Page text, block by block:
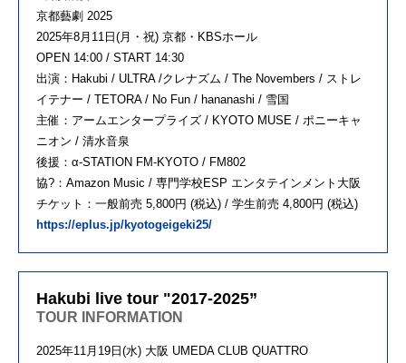
京都藝劇 2025
2025年8月11日(月・祝) 京都・KBSホール
OPEN 14:00 / START 14:30
出演：Hakubi / ULTRA /クレナズム / The Novembers / ストレ
イテナー / TETORA / No Fun / hananashi / 雪国
主催：アームエンタープライズ / KYOTO MUSE / ポニーキャ
ニオン / 清水音泉
後援：α-STATION FM-KYOTO / FM802
協?：Amazon Music / 専門学校ESP エンタテインメント大阪
チケット：一般前売 5,800円 (税込) / 学生前売 4,800円 (税込)
https://eplus.jp/kyotogeigeki25/
Hakubi live tour "2017-2025”
TOUR INFORMATION
2025年11月19日(水) 大阪 UMEDA CLUB QUATTRO